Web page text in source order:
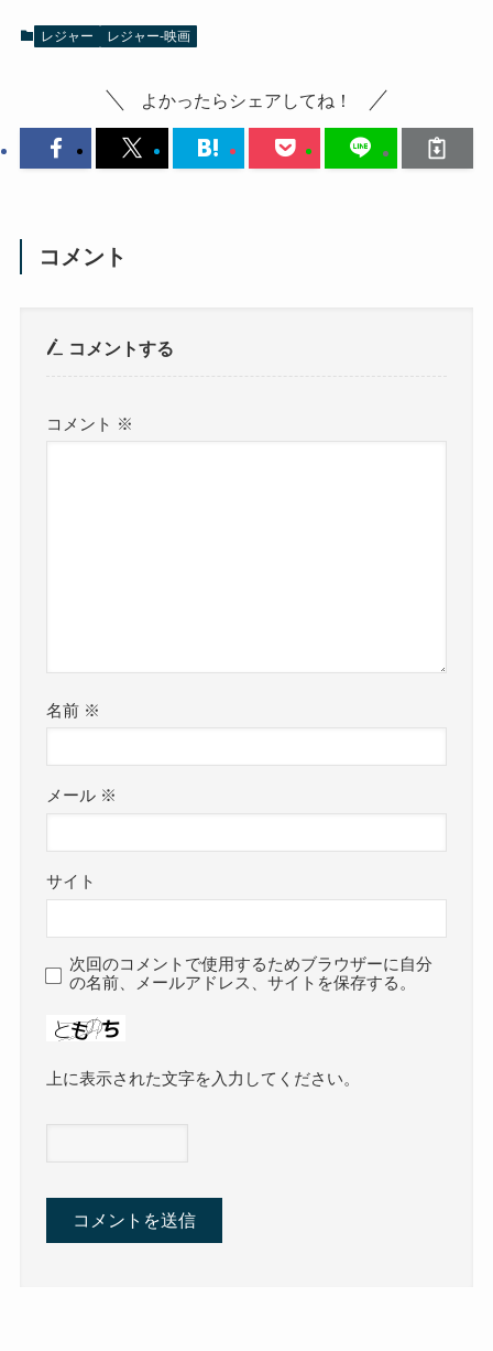
レジャー レジャー-映画
よかったらシェアしてね！
コメント
コメントする
コメント ※
名前 ※
メール ※
サイト
次回のコメントで使用するためブラウザーに自分
の名前、メールアドレス、サイトを保存する。
上に表示された文字を入力してください。